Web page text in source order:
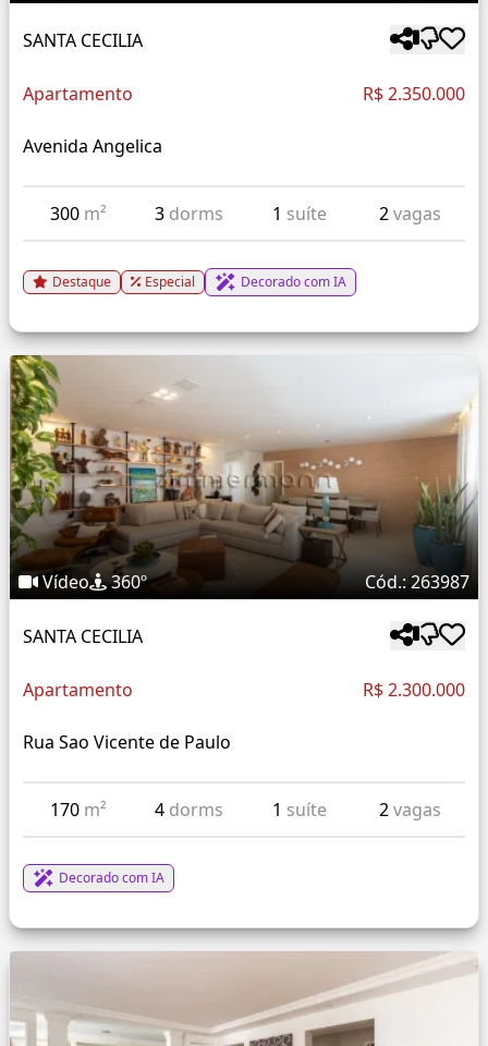
SANTA CECILIA
Apartamento R$ 2.350.000
Avenida Angelica
300 m² 3 dorms 1 suíte 2vagas
Destaque Especial Decorado com IA
Vídeo 360º Cód.: 263987
SANTA CECILIA
Apartamento R$ 2.300.000
Rua Sao Vicente de Paulo
170 m² 4 dorms 1 suíte 2vagas
Decorado com IA